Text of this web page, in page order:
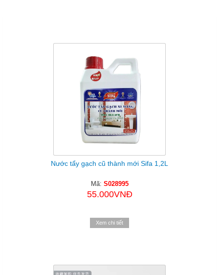
Nước tẩy gạch cũ thành mới Sifa 1,2L
Mã: S028995
55.000VNĐ
Xem chi tiết